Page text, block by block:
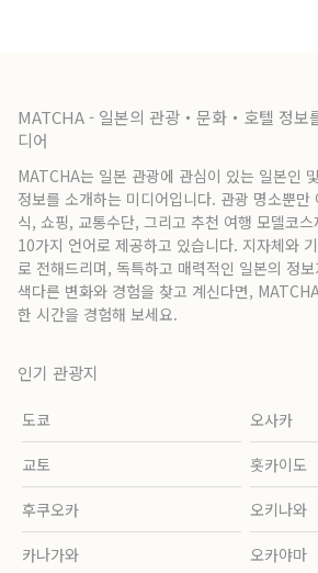
MATCHA - 일본의 관광・문화・호텔 정보
디어
MATCHA는 일본 관광에 관심이 있는 일본인
정보를 소개하는 미디어입니다. 관광 명소뿐만
식, 쇼핑, 교통수단, 그리고 추천 여행 모델코
10가지 언어로 제공하고 있습니다. 지자체와
로 전해드리며, 독특하고 매력적인 일본의 정
색다른 변화와 경험을 찾고 계신다면,
한 시간을 경험해 보세요.
인기 관광지
도쿄 오사카
교토 홋카이도
후쿠오카 오키나와
카나가와 오카야마